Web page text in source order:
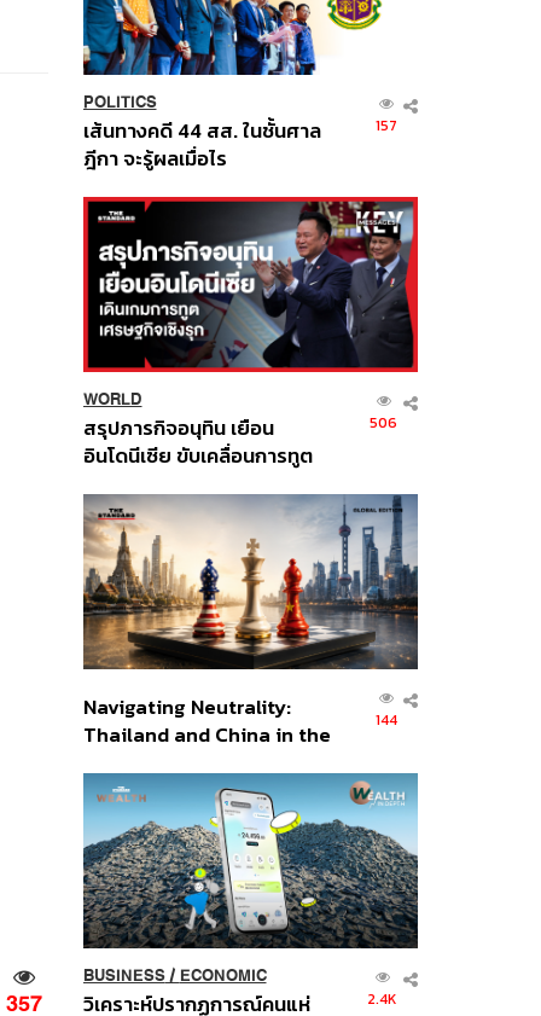
357
POLITICS
เส้นทางคดี 44 สส. ในชั้นศาล
ฎีกา จะรู้ผลเมื่อไร
157
WORLD
สรุปภารกิจอนุทิน เยือน
อินโดนีเซีย ขับเคลื่อนการทูต
ส่วนยุทธศาสตร์ไทย –
อินโดนีเซีย
506
Navigating Neutrality:
Thailand and China in the
Order
144
BUSINESS/ ECONOMIC
วิเคราะห์ปรากฏการณ์คนแห่ 2.4K